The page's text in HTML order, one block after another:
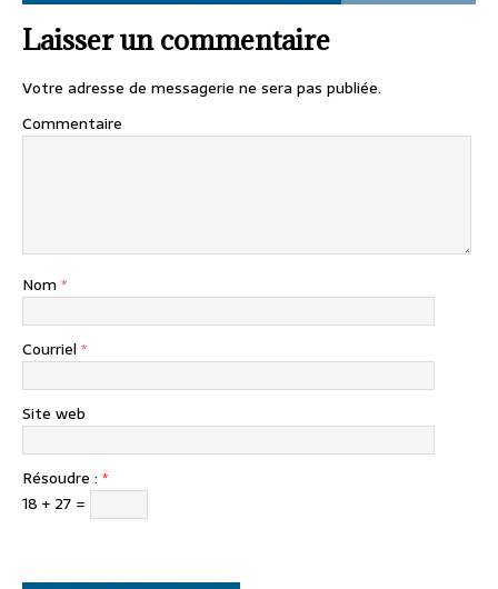
Laisser un commentaire
Votre adresse de messagerie ne sera pas publiée.
Commentaire
Nom *
Courriel *
Site web
Résoudre : *
18 + 27 =